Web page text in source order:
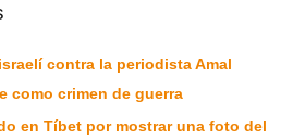
contra la periodista Amal
como crimen de guerra
en Tíbet por mostrar una foto del